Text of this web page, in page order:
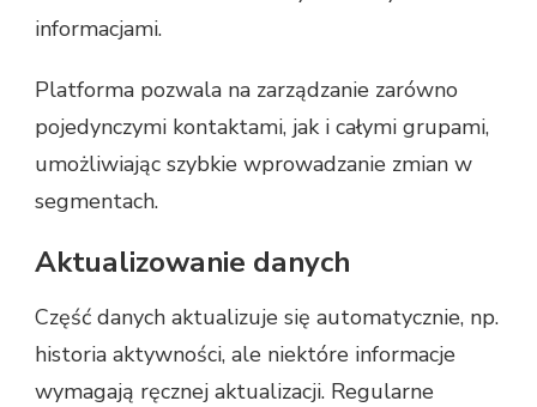
informacjami.
Platforma pozwala na zarządzanie zarówno
pojedynczymi kontaktami, jak i całymi grupami,
umożliwiając szybkie wprowadzanie zmian w
segmentach.
Aktualizowanie danych
Część danych aktualizuje się automatycznie, np.
historia aktywności, ale niektóre informacje
wymagają ręcznej aktualizacji. Regularne